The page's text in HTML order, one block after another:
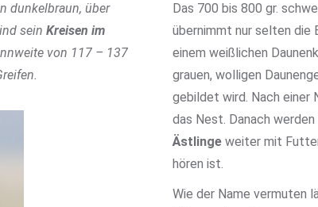
dunkelbraun, über
sein Kreisen im
von 117 – 137
Das 700 bis 800 gr.
übernimmt nur selten die
einem weißlichen
grauen, wolligen
gebildet wird. Nach einer
das Nest. Danach
Ästlinge weiter mit
hören ist.
Wie der Name vermuten